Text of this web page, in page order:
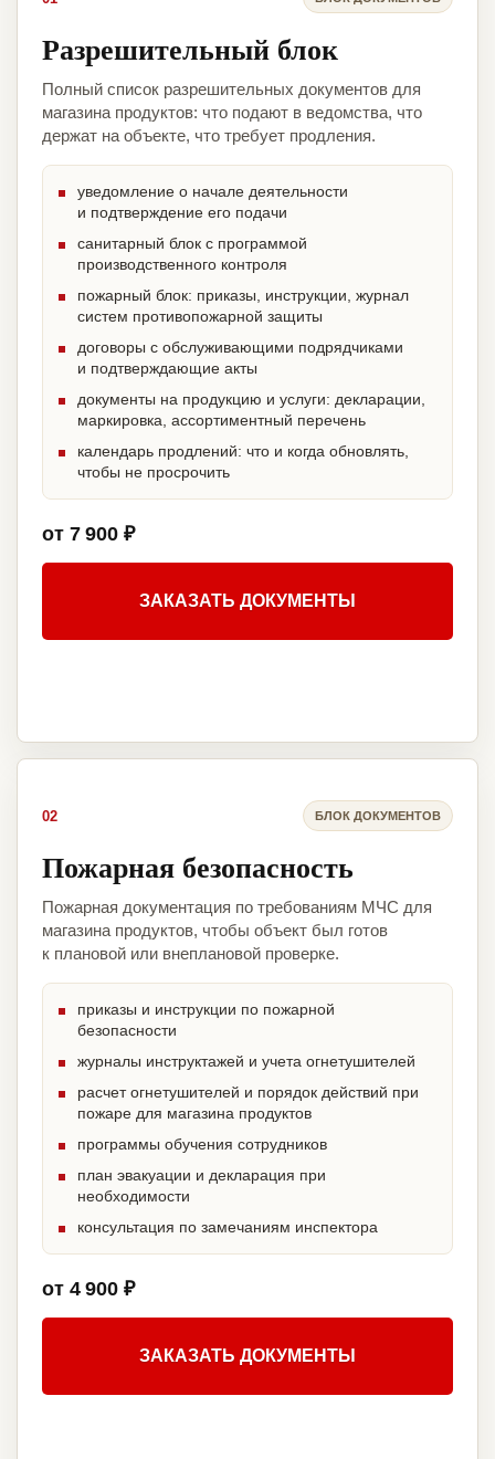
Разрешительный блок
Полный список разрешительных документов для
магазина продуктов: что подают в ведомства, что
держат на объекте, что требует продления.
уведомление о начале деятельности
и подтверждение его подачи
санитарный блок с программой
производственного контроля
пожарный блок: приказы, инструкции, журнал
систем противопожарной защиты
договоры с обслуживающими подрядчиками
и подтверждающие акты
документы на продукцию и услуги: декларации,
маркировка, ассортиментный перечень
календарь продлений: что и когда обновлять,
чтобы не просрочить
от 7 900 ₽
ЗАКАЗАТЬ ДОКУМЕНТЫ
02 БЛОК ДОКУМЕНТОВ
Пожарная безопасность
Пожарная документация по требованиям МЧС для
магазина продуктов, чтобы объект был готов
к плановой или внеплановой проверке.
приказы и инструкции по пожарной
безопасности
журналы инструктажей и учета огнетушителей
расчет огнетушителей и порядок действий при
пожаре для магазина продуктов
программы обучения сотрудников
план эвакуации и декларация при
необходимости
консультация по замечаниям инспектора
от 4 900 ₽
ЗАКАЗАТЬ ДОКУМЕНТЫ